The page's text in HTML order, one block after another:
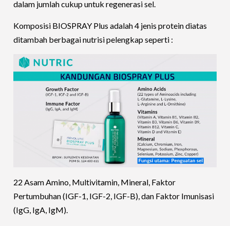
dalam jumlah cukup untuk regenerasi sel.
Komposisi BIOSPRAY Plus adalah 4 jenis protein diatas
ditambah berbagai nutrisi pelengkap seperti :
22 Asam Amino, Multivitamin, Mineral, Faktor
Pertumbuhan (IGF-1, IGF-2, IGF-B), dan Faktor Imunisasi
(IgG, IgA, IgM).